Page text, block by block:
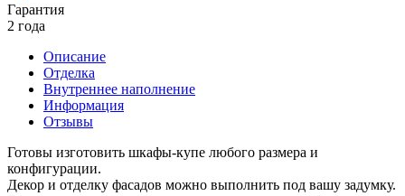
Гарантия
2 года
Описание
Отделка
Внутреннее наполнение
Информация
Отзывы
Готовы изготовить шкафы-купе любого размера и
конфигурации.
Декор и отделку фасадов можно выполнить под вашу задумку.